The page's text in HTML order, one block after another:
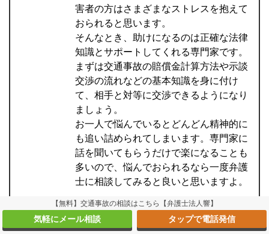
害者の方はさまざまなストレスを抱えて
おられると思います。
そんなとき、助けになるのは正確な法律
知識とサポートしてくれる専門家です。
まずは交通事故の賠償金計算方法や示談
交渉の流れなどの基本知識を身に付け
て、相手と対等に交渉できるようになり
ましょう。
お一人で悩んでいるとどんどん精神的に
も追い詰められてしまいます。専門家に
話を聞いてもらうだけで楽になることも
多いので、悩んでおられるなら一度弁護
士に相談してみると良いと思いますよ。
【無料】交通事故の相談はこちら【弁護士法人響】
気軽にメール相談 タップで電話発信